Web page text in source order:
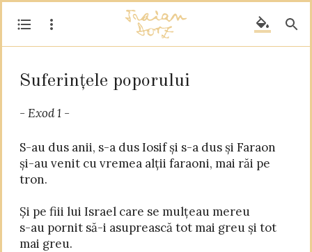
Suferințele poporului
- Exod 1 -
S-au dus anii, s-a dus Iosif și s-a dus și Faraon
și-au venit cu vremea alții faraoni, mai răi pe
tron.
Și pe fiii lui Israel care se mulțeau mereu
s-au pornit să-i asuprească tot mai greu și tot
mai greu.